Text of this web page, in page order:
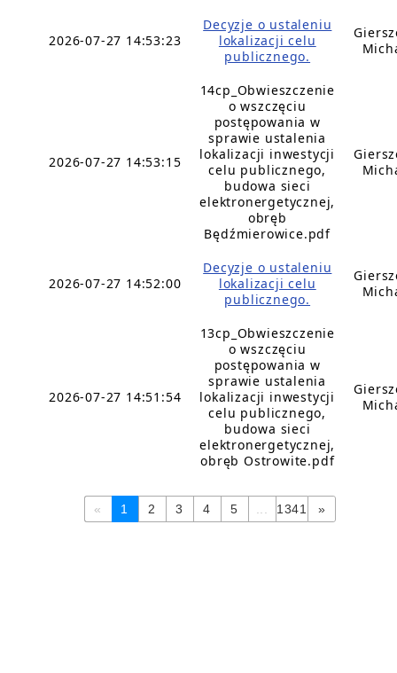
2026-07-27 14:53:23
Decyzje o ustaleniu
lokalizacji celu
publicznego.
2026-07-27 14:53:15
14cp_Obwieszczenie
o wszczęciu
postępowania w
sprawie ustalenia
lokalizacji inwestycji
celu publicznego,
budowa sieci
elektronergetycznej,
obręb
Będźmierowice.pdf
2026-07-27 14:52:00
Decyzje o ustaleniu
lokalizacji celu
publicznego.
2026-07-27 14:51:54
13cp_Obwieszczenie
o wszczęciu
postępowania w
sprawie ustalenia
lokalizacji inwestycji
celu publicznego,
budowa sieci
elektronergetycznej,
obręb Ostrowite.pdf
« 1 2 3 4 5 1341 »